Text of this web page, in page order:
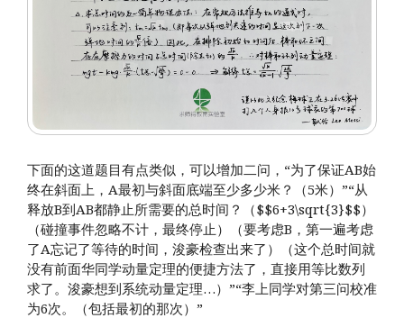
下面的这道题目有点类似，可以增加二问，“为了保证AB始
终在斜面上，A最初与斜面底端至少多少米？（5米）”“从
释放B到AB都静止所需要的总时间？（$$6+3\sqrt{3}$$）
（碰撞事件忽略不计，最终停止）（要考虑B，第一遍考虑
了A忘记了等待的时间，浚豪检查出来了）（这个总时间就
没有前面华同学动量定理的便捷方法了，直接用等比数列
求了。浚豪想到系统动量定理…）”“李上同学对第三问校准
为6次。（包括最初的那次）”